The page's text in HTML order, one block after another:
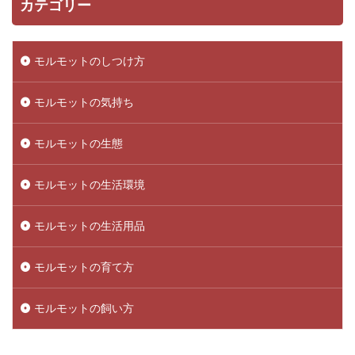
カテゴリー
モルモットのしつけ方
モルモットの気持ち
モルモットの生態
モルモットの生活環境
モルモットの生活用品
モルモットの育て方
モルモットの飼い方